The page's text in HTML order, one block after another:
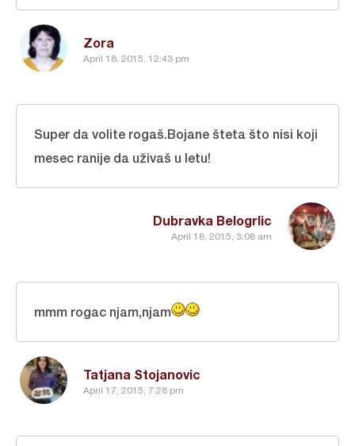
Zora
April 18, 2015, 12:43 pm
Dubravka Belogrlic
April 18, 2015, 3:08 am
Super da volite rogaš.Bojane šteta što nisi koji
mesec ranije da uživaš u letu!
Tatjana Stojanovic
April 17, 2015, 7:28 pm
mmm rogac njam,njam